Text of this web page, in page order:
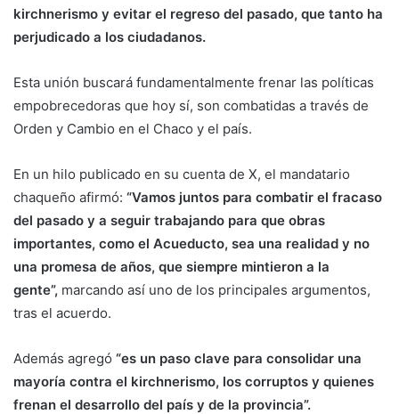
kirchnerismo y evitar el regreso del pasado, que tanto ha
perjudicado a los ciudadanos.
Esta unión buscará fundamentalmente frenar las políticas
empobrecedoras que hoy sí, son combatidas a través de
Orden y Cambio en el Chaco y el país.
En un hilo publicado en su cuenta de X, el mandatario
chaqueño afirmó: “Vamos juntos para combatir el fracaso
del pasado y a seguir trabajando para que obras
importantes, como el Acueducto, sea una realidad y no
una promesa de años, que siempre mintieron a la
gente”, marcando así uno de los principales argumentos,
tras el acuerdo.
Además agregó “es un paso clave para consolidar una
mayoría contra el kirchnerismo, los corruptos y quienes
frenan el desarrollo del país y de la provincia”.